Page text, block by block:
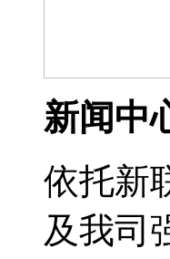
新闻中
依托新
及我司